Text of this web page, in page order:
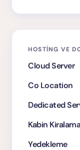
HOSTING VE
Cloud Server
Co Location
Dedicated
Kabin
Yedekleme